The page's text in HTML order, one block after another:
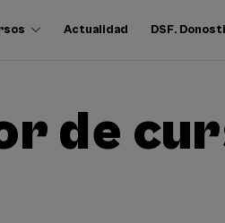
Actualidad DSF.
de